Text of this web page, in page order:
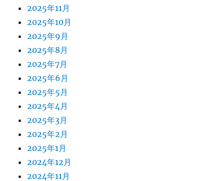
2025年11月
2025年10月
2025年9月
2025年8月
2025年7月
2025年6月
2025年5月
2025年4月
2025年3月
2025年2月
2025年1月
2024年12月
2024年11月